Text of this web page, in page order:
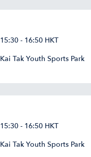
15:30 - 16:50 HKT
Kai Tak Youth Sports Park
15:30 - 16:50 HKT
Kai Tak Youth Sports Park